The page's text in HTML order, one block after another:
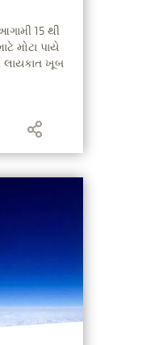
15 થી
મોટા પાયે
લાયકાત ખૂબ